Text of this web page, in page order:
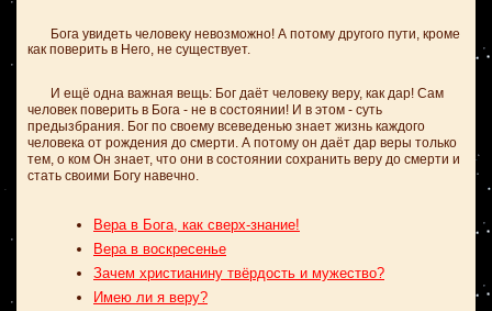
Бога увидеть человеку невозможно! А потому другого пути, кроме
как поверить в Него, не существует.
И ещё одна важная вещь: Бог даёт человеку веру, как дар! Сам
человек поверить в Бога - не в состоянии! И в этом - суть
предызбрания. Бог по своему всеведенью знает жизнь каждого
человека от рождения до смерти. А потому он даёт дар веры только
тем, о ком Он знает, что они в состоянии сохранить веру до смерти и
стать своими Богу навечно.
Вера в Бога, как сверх-знание!
Вера в воскресенье
Зачем христианину твёрдость и мужество?
Имею ли я веру?